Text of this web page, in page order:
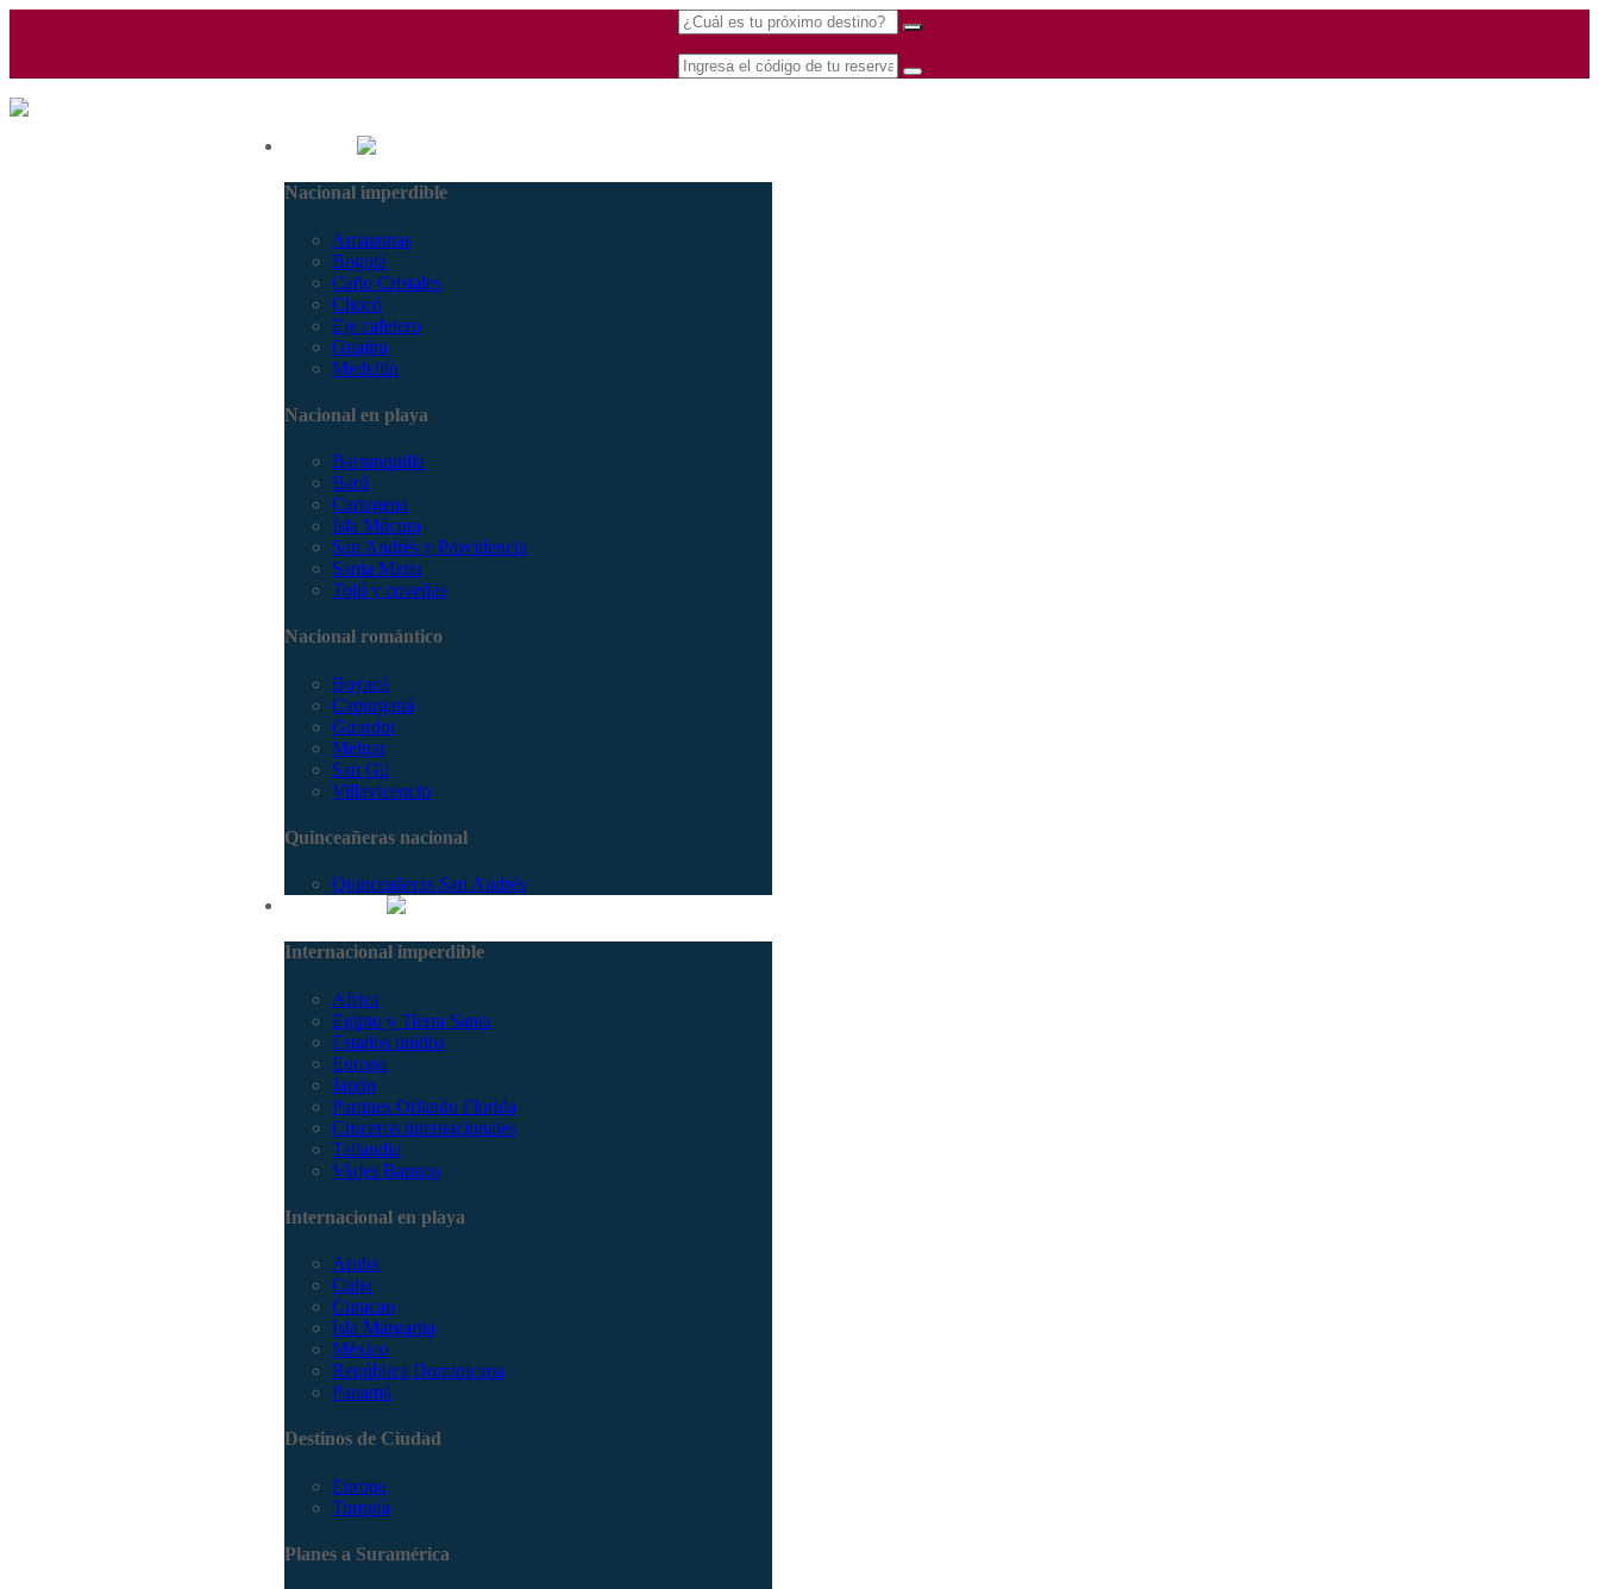
Nacional imperdible
Amazonas
Bogotá
Caño Cristales
Chocó
Eje cafetero
Guajira
Medellín
Nacional en playa
Barranquilla
Barú
Cartagena
Isla Múcura
San Andrés y Providencia
Santa Marta
Tolú y coveñas
Nacional romántico
Boyacá
Capurganá
Girardot
Melgar
San Gil
Villavicencio
Quinceañeras nacional
Quinceañeras San Andrés
Internacional imperdible
Africa
Egipto y Tierra Santa
Estados unidos
Europa
Japón
Parques Orlando Florida
Cruceros internacionales
Tailandia
Viajes Baratos
Internacional en playa
Aruba
Cuba
Curacao
Isla Margarita
México
República Dominicana
Panamá
Destinos de Ciudad
Europa
Turquía
Planes a Suramérica